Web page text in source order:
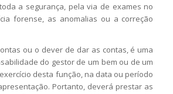
a segurança, pela via de exames no
forense, as anomalias ou a correção
ou o dever de dar as contas, é uma
do gestor de um bem ou de um
desta função, na data ou período
Portanto, deverá prestar as